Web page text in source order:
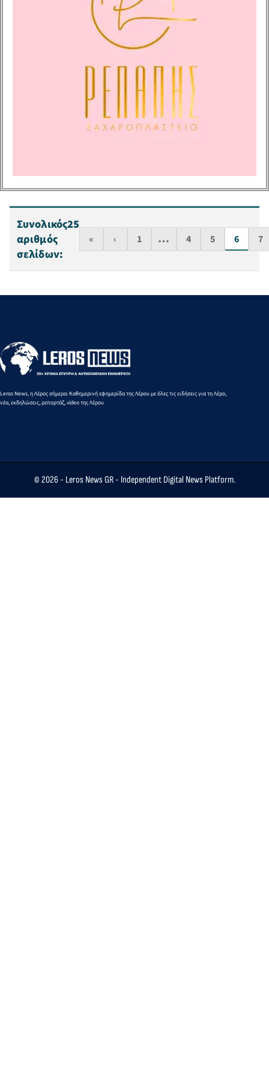
ΣΤΗ ΡΌΔΟ
Συνολικός
αριθμός
σελίδων:
25
« ‹ 1 … 4 5 6 7
Leros News, η Λέρος σήμερα: Καθημερινή εφημερίδα της Λέρου με όλες τις ειδήσεις για τη Λέρο,
νέα, εκδηλώσεις, ρεπορτάζ, video της Λέρου
© 2026 - Leros News GR- Independent Digital News Platform.